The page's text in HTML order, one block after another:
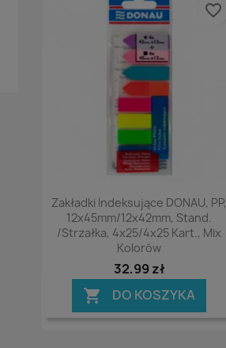
Podgląd
Zakładki Indeksujące DONAU, PP,
12x45mm/12x42mm, Stand.
/strzałka, 4x25/4x25 Kart., Mix
Kolorów
32,99 zł
 DO KOSZYKA
favorite_border